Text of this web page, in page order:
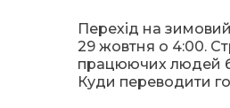
Перехід на
29 жовтня о 4:00.
працюючих людей
Куди переводити